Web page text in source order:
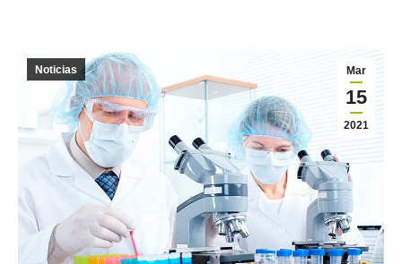
Mar
15
2021
Noticias